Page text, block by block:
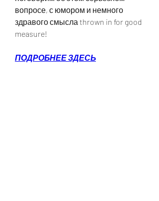
вопросе, с юмором и немного
здравого смысла thrown in for good
measure!
ПОДРОБНЕЕ ЗДЕСЬ